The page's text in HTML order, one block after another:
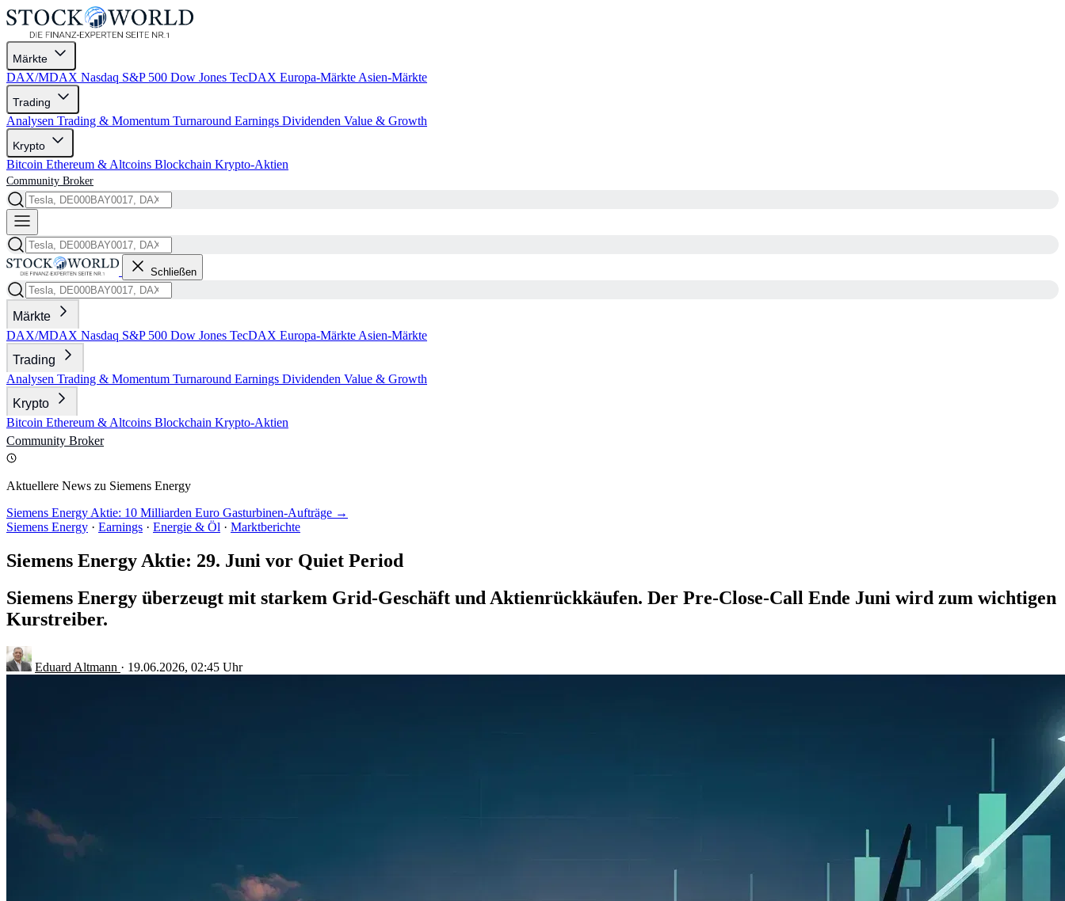
Märkte
DAX/MDAX Nasdaq S&P 500 Dow Jones TecDAX Europa-Märkte Asien-Märkte
Trading
Analysen Trading & Momentum Turnaround Earnings Dividenden Value & Growth
Krypto
Bitcoin Ethereum & Altcoins Blockchain Krypto-Aktien
Community Broker
Schließen
Märkte
DAX/MDAX Nasdaq S&P 500 Dow Jones TecDAX Europa-Märkte Asien-Märkte
Trading
Analysen Trading & Momentum Turnaround Earnings Dividenden Value & Growth
Krypto
Bitcoin Ethereum & Altcoins Blockchain Krypto-Aktien
Community Broker
Aktuellere News zu Siemens Energy
Siemens Energy Aktie: 10 Milliarden Euro Gasturbinen-Aufträge →
Siemens Energy · Earnings · Energie & Öl · Marktberichte
Siemens Energy Aktie: 29. Juni vor Quiet Period
Siemens Energy überzeugt mit starkem Grid-Geschäft und Aktienrückkäufen. Der Pre-Close-Call Ende Juni wird zum wichtigen
Kurstreiber.
Eduard Altmann · 19.06.2026, 02:45 Uhr